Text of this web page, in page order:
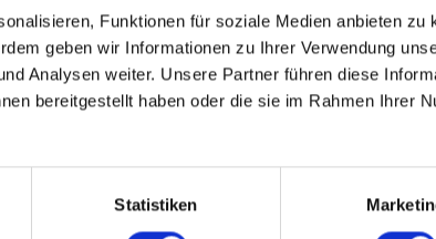
Funktionen für soziale Medien anbieten zu
geben wir Informationen zu Ihrer Verwendung
Analysen weiter. Unsere Partner führen diese
bereitgestellt haben oder die sie im Rahmen Ihrer
Statistiken
Ab sofort: Video
Podcasts
MEHR...
Neue Tour:
MEHR...